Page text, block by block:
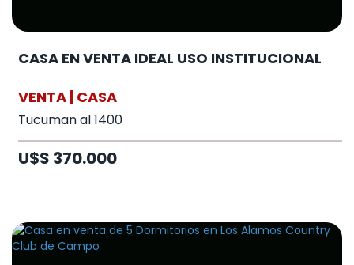
CASA EN VENTA IDEAL USO INSTITUCIONAL
VENTA | CASA
Tucuman al 1400
U$S 370.000